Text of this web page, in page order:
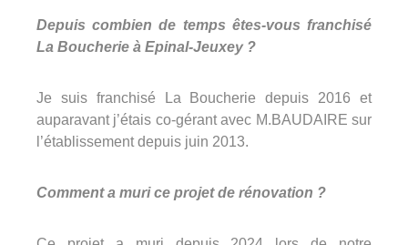
Depuis combien de temps êtes-vous franchisé
La Boucherie à Epinal-Jeuxey ?
Je suis franchisé La Boucherie depuis 2016 et
auparavant j’étais co-gérant avec M.BAUDAIRE sur
l’établissement depuis juin 2013.
Comment a muri ce projet de rénovation ?